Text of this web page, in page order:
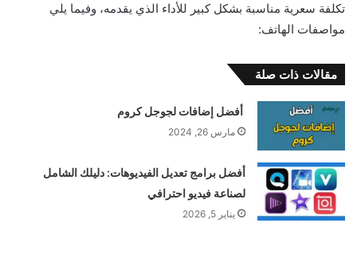
تكلفة سعرية مناسبة بشكل كبير للأداء الذي يقدمه، وفيما يلي
مواصفات الهاتف:
مقالات ذات صلة
أفضل إضافات لجوجل كروم
مارس 26, 2024
أفضل برامج تعديل الفيديوهات: دليلك الشامل
لصناعة فيديو احترافي
يناير 5, 2026